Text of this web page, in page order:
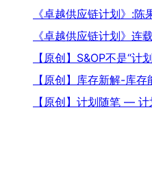
《卓越供应链计划》:陈
《卓越供应链计划》连
【原创】S&OP不是“计
【原创】库存新解-库
【原创】计划随笔 —